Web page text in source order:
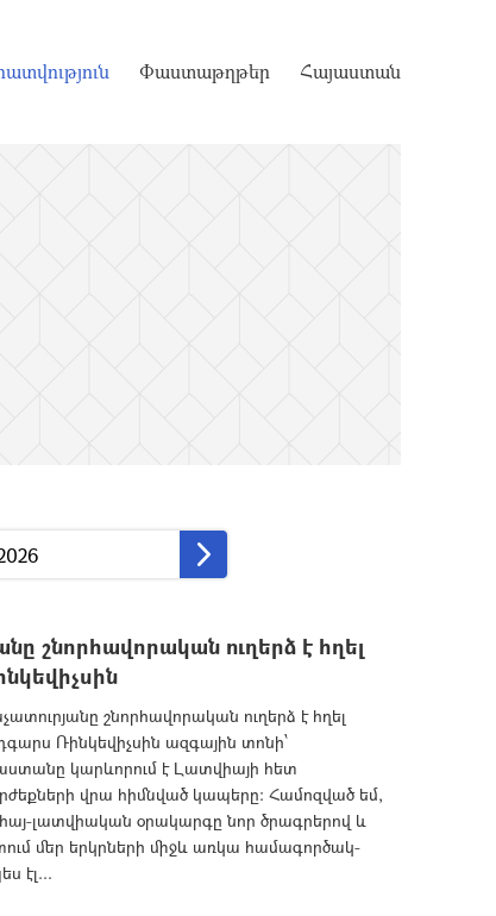
Փաստաթղթեր Հայաստան
շնորհավորական ուղերձ է հղել
շնորհավորական ուղերձ է հղել
Ռինկեվիչսին ազգային տոնի՝
կարևորում է Լատվիայի հետ
վրա հիմնված կապերը: Համոզված եմ,
լատվիական օրակարգը նոր ծրագրերով և
մեր երկրների միջև առկա համագործակ­
էլ...